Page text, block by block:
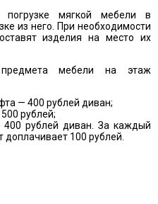
мягкой мебели в
из него. При необходимости
изделия на место их
мебели на этаж
— 400 рублей диван;
рублей;
рублей диван. За каждый
100 рублей.